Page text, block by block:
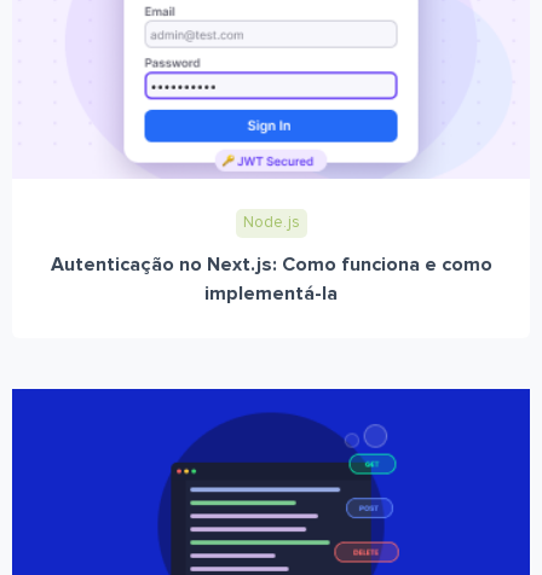
Node.js
Autenticação no Next.js: Como funciona e como
implementá-la